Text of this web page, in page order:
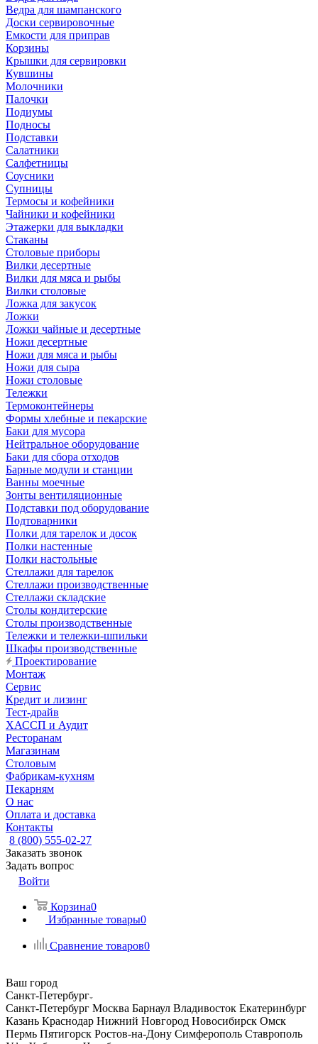
Ведра для шампанского
Доски сервировочные
Емкости для приправ
Корзины
Крышки для сервировки
Кувшины
Молочники
Палочки
Подиумы
Подносы
Подставки
Салатники
Салфетницы
Соусники
Супницы
Термосы и кофейники
Чайники и кофейники
Этажерки для выкладки
Стаканы
Столовые приборы
Вилки десертные
Вилки для мяса и рыбы
Вилки столовые
Ложка для закусок
Ложки
Ложки чайные и десертные
Ножи десертные
Ножи для мяса и рыбы
Ножи для сыра
Ножи столовые
Тележки
Термоконтейнеры
Формы хлебные и пекарские
Баки для мусора
Нейтральное оборудование
Баки для сбора отходов
Барные модули и станции
Ванны моечные
Зонты вентиляционные
Подставки под оборудование
Подтоварники
Полки для тарелок и досок
Полки настенные
Полки настольные
Стеллажи для тарелок
Стеллажи производственные
Стеллажи складские
Столы кондитерские
Столы производственные
Тележки и тележки-шпильки
Шкафы производственные
Проектирование
Монтаж
Сервис
Кредит и лизинг
Тест-драйв
ХАССП и Аудит
Ресторанам
Магазинам
Столовым
Фабрикам-кухням
Пекарням
О нас
Оплата и доставка
Контакты
8 (800) 555-02-27
Заказать звонок
Задать вопрос
Войти
Корзина0
Избранные товары0
Сравнение товаров0
Ваш город
Санкт-Петербург
Санкт-Петербург Москва Барнаул Владивосток Екатеринбург
Казань Краснодар Нижний Новгород Новосибирск Омск
Пермь Пятигорск Ростов-на-Дону Симферополь Ставрополь